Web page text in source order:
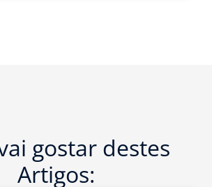
gostar destes
Artigos: